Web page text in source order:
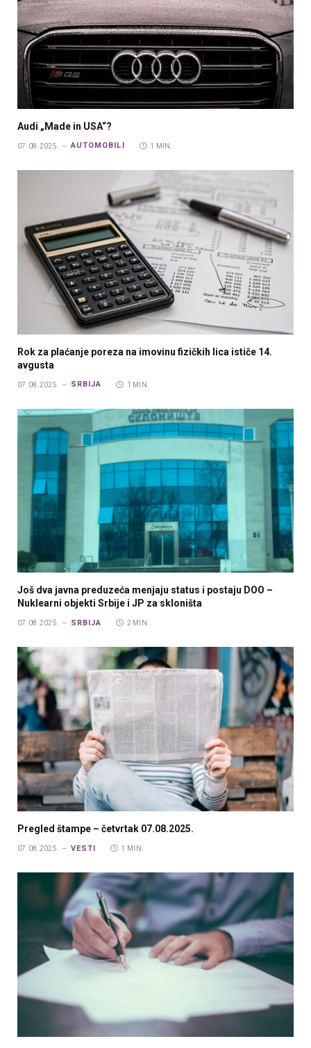
Audi „Made in USA“?
07.08.2025. AUTOMOBILI 1 MIN.
Rok za plaćanje poreza na imovinu fizičkih lica ističe 14.
avgusta
07.08.2025. SRBIJA 1 MIN.
Još dva javna preduzeća menjaju status i postaju DOO –
Nuklearni objekti Srbije i JP za skloništa
07.08.2025. SRBIJA 2 MIN.
Pregled štampe – četvrtak 07.08.2025.
07.08.2025. VESTI 1 MIN.